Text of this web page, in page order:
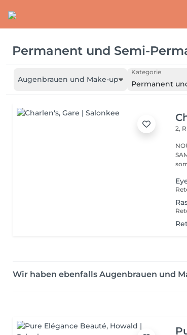
Permanent und Semi-
Augenbrauen und Make-up
Kategorie
Permanent
2,
SAMEDI L'incontournable
Wir haben ebenfalls Augenbrauen und